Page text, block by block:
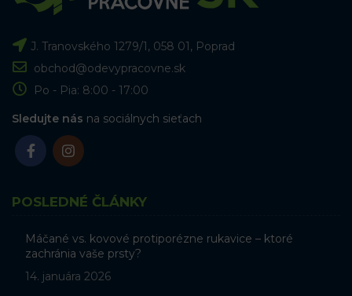
J. Tranovského 1279/1, 058 01, Poprad
obchod@odevypracovne.sk
Po - Pia: 8:00 - 17:00
Sledujte nás na sociálnych sieťach
POSLEDNÉ ČLÁNKY
Máčané vs. kovové protiporézne rukavice – ktoré
zachránia vaše prsty?
14. januára 2026